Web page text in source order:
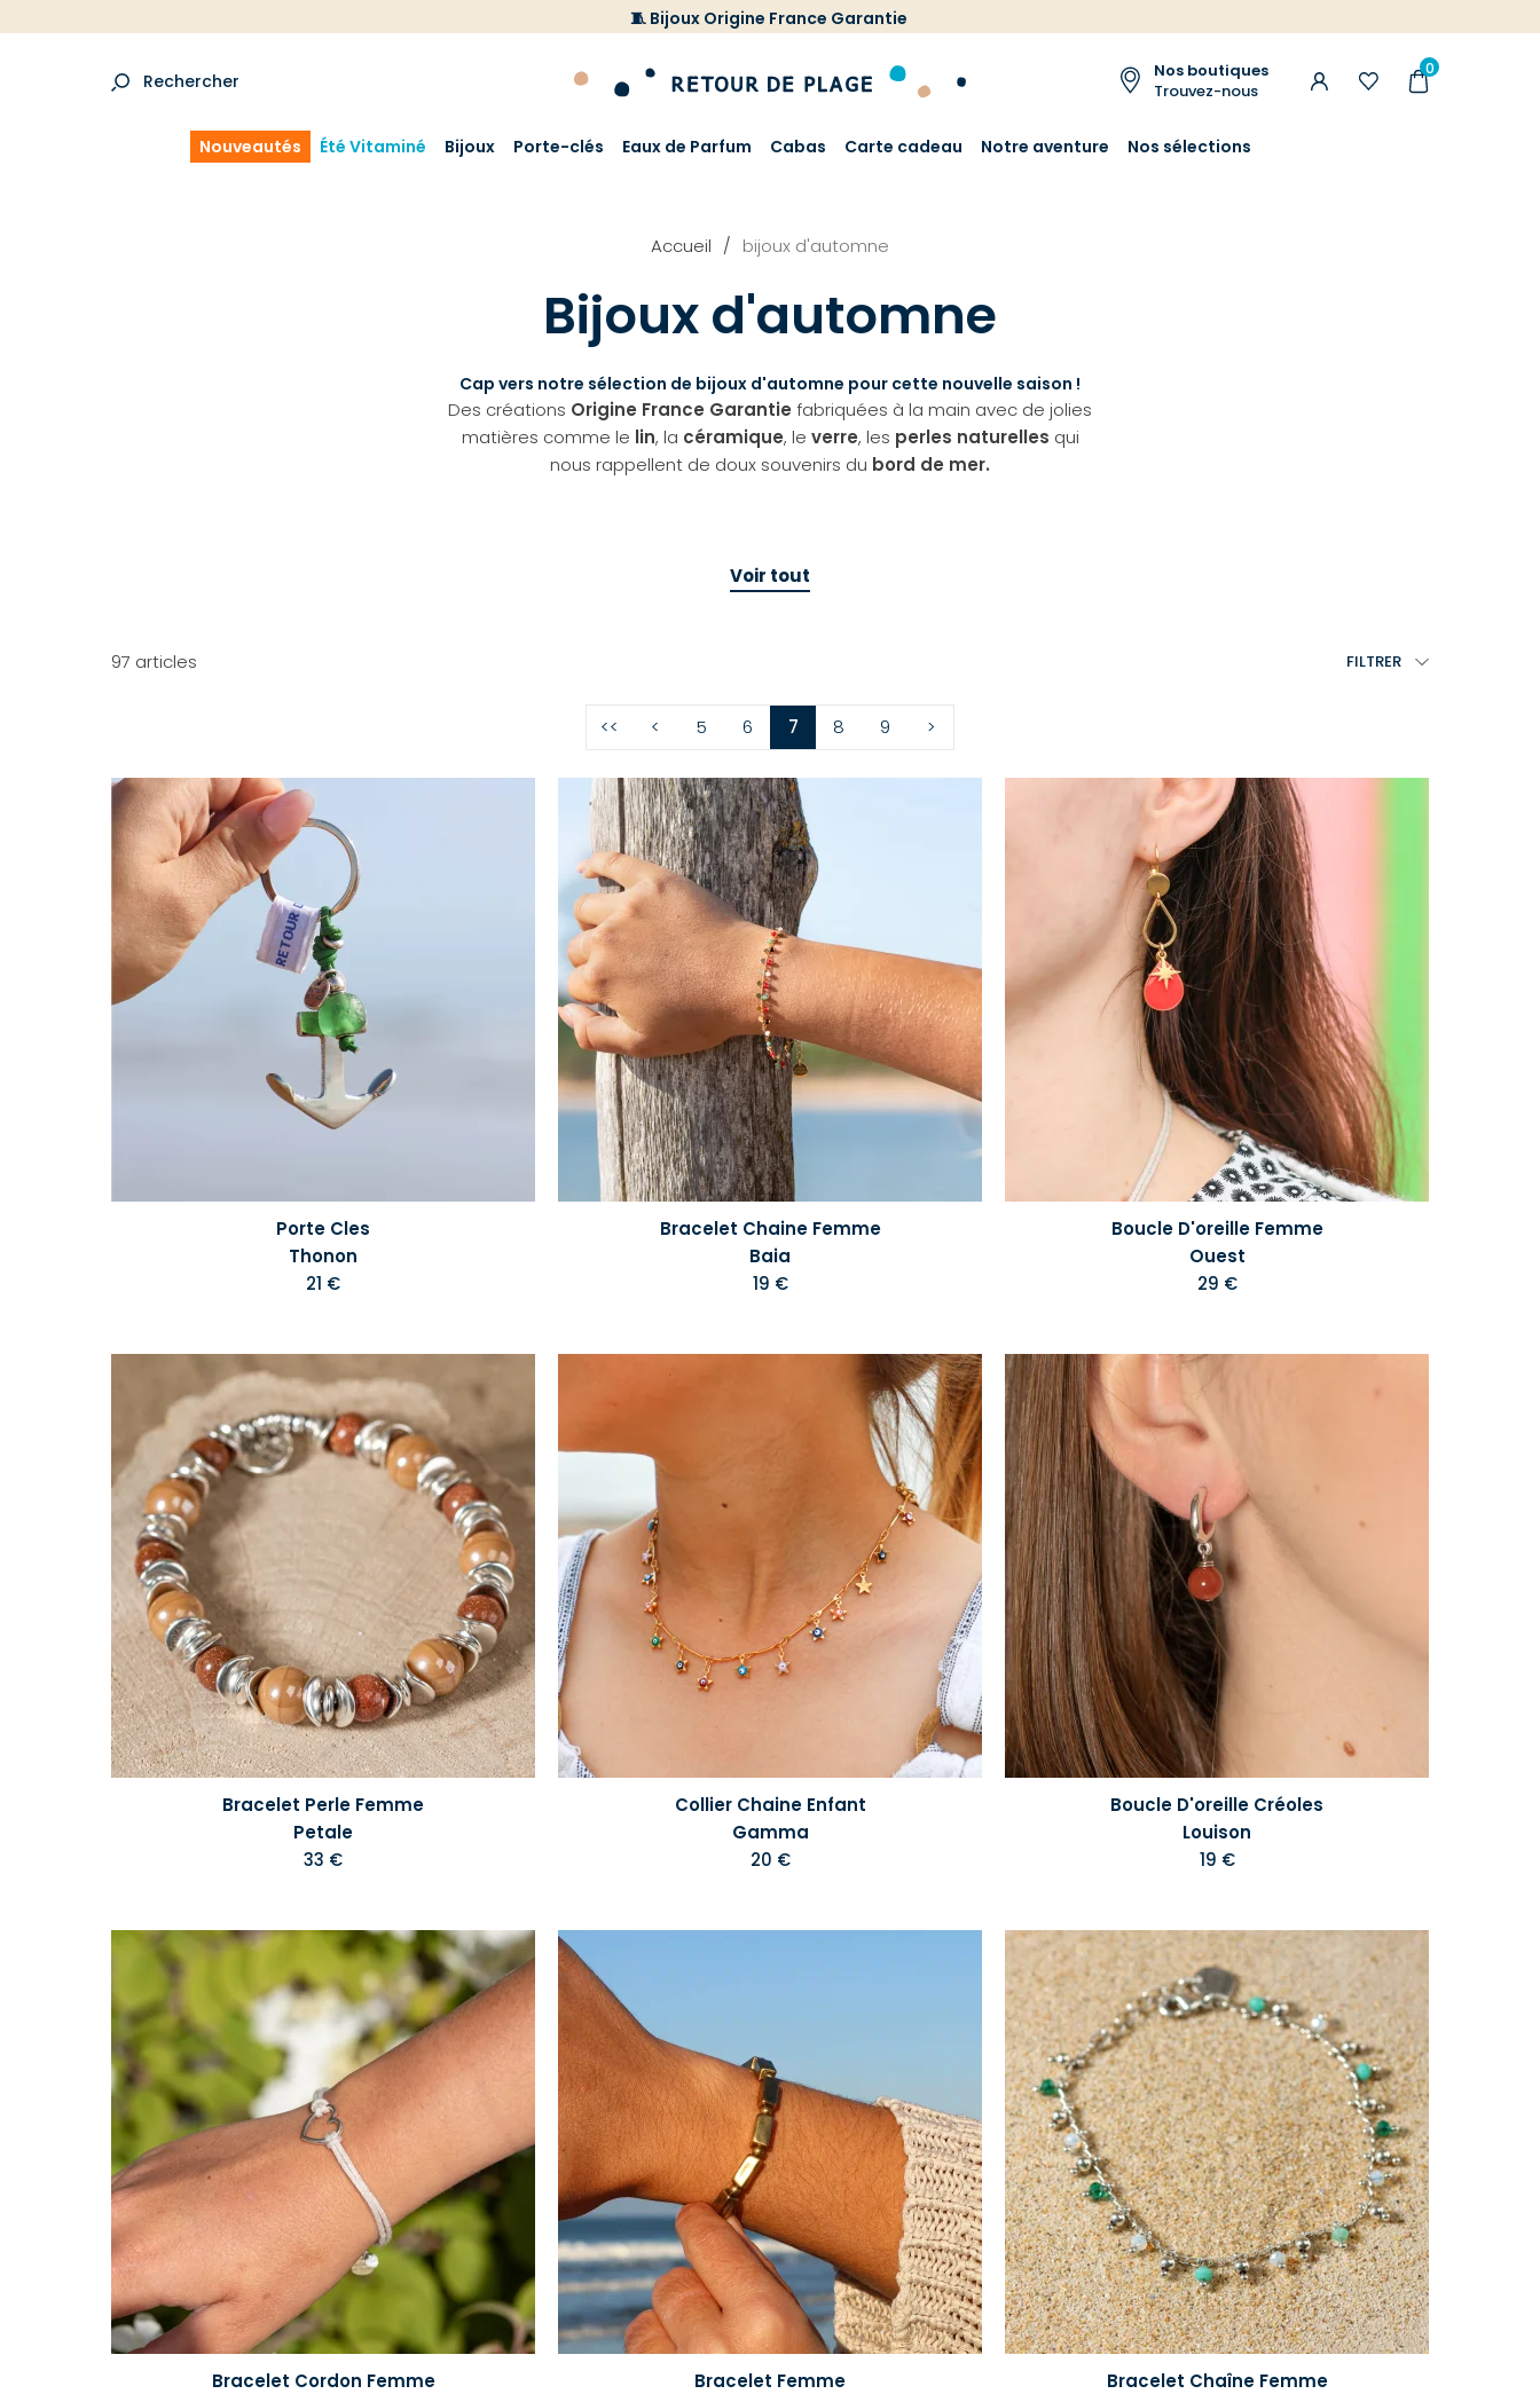
🧵 Bijoux Origine France Garantie
Rechercher
Nos boutiques
Trouvez-nous
0
Nouveautés Été Vitaminé Bijoux Porte-clés Eaux de Parfum Cabas Carte cadeau Notre aventure Nos sélections
Accueil bijoux d'automne
Bijoux d'automne
Cap vers notre sélection de bijoux d'automne pour cette nouvelle saison !
Des créations Origine France Garantie fabriquées à la main avec de jolies
matières comme le lin, la céramique, le verre, les perles naturelles qui
nous rappellent de doux souvenirs du bord de mer.
97 articles FILTRER
Voir tout
<< < 5 6 7 8 9 >
Porte Cles
Thonon
21 €
Bracelet Chaine Femme
Baia
19 €
Boucle D'oreille Femme
Ouest
29 €
Bracelet Perle Femme
Petale
33 €
Collier Chaine Enfant
Gamma
20 €
Boucle D'oreille Créoles
Louison
19 €
Bracelet Cordon Femme
Bracelet Femme
Bracelet Chaîne Femme